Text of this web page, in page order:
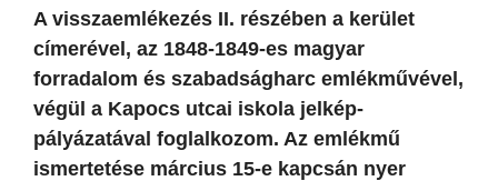
A visszaemlékezés II. részében a kerület
címerével, az 1848-1849-es magyar
forradalom és szabadságharc emlékművével,
végül a Kapocs utcai iskola jelkép-
pályázatával foglalkozom. Az emlékmű
ismertetése március 15-e kapcsán nyer